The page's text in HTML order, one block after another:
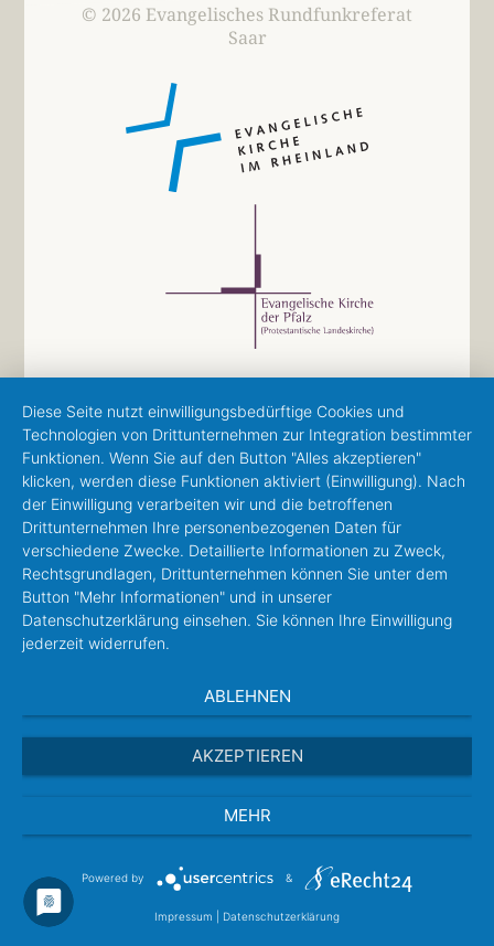
© 2026 Evangelisches Rundfunkreferat
Saar
Diese Seite nutzt einwilligungsbedürftige Cookies und
Technologien von Drittunternehmen zur Integration bestimmter
Funktionen. Wenn Sie auf den Button "Alles akzeptieren"
klicken, werden diese Funktionen aktiviert (Einwilligung). Nach
der Einwilligung verarbeiten wir und die betroffenen
Drittunternehmen Ihre personenbezogenen Daten für
verschiedene Zwecke. Detaillierte Informationen zu Zweck,
Rechtsgrundlagen, Drittunternehmen können Sie unter dem
Button "Mehr Informationen" und in unserer
Datenschutzerklärung einsehen. Sie können Ihre Einwilligung
jederzeit widerrufen.
ABLEHNEN
AKZEPTIEREN
MEHR
Powered by &
Impressum Datenschutzerklärung